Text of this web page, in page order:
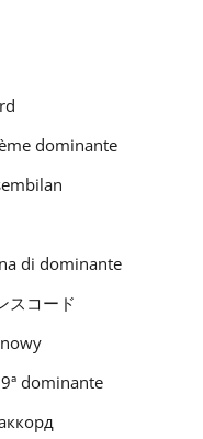
dominante
di dominante
スコード
dominante